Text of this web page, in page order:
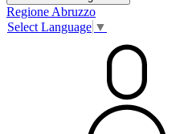
Regione Abruzzo
Select Language ▼